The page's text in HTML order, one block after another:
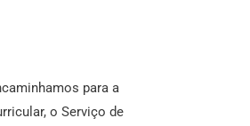
para a
o Serviço de